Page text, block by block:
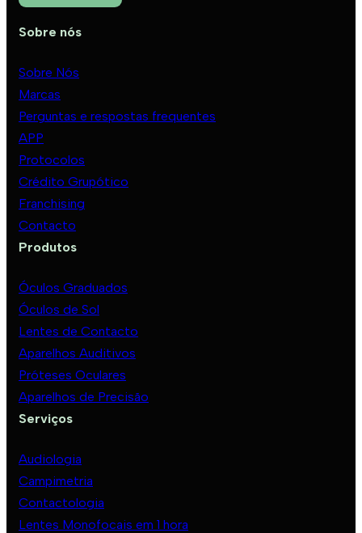
Sobre nós
Sobre Nós
Marcas
Perguntas e respostas frequentes
APP
Protocolos
Crédito Grupótico
Franchising
Contacto
Produtos
Óculos Graduados
Óculos de Sol
Lentes de Contacto
Aparelhos Auditivos
Próteses Oculares
Aparelhos de Precisão
Serviços
Audiologia
Campimetria
Contactologia
Lentes Monofocais em 1 hora